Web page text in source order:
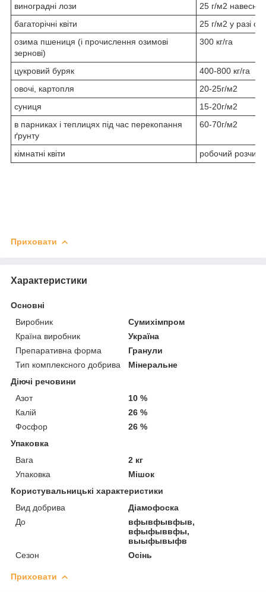
виноградні лози
25 г/м2 навесні,
багаторічні квіти
25 г/м2 у разі
озима пшениця (і прочислення озимові
зернові)
300 кг/га
цукровий буряк
400-800 кг/га
овочі, картопля
20-25г/м2
суниця
15-20г/м2
в парниках і теплицях під час перекопання
ґрунту
60-70г/м2
кімнатні квіти робочий розчин
Приховати
Характеристики
Основні
Виробник
Сумихімпром
Країна виробник
Україна
Препаративна форма
Гранули
Тип комплексного добрива
Мінеральне
Діючі речовини
Азот
10 %
Калій
26 %
Фосфор
26 %
Упаковка
Вага
2 кг
Упаковка
Мішок
Користувальницькі характеристики
Вид добрива
Діамофоска
До
вфывфывфыв,
вфыфыввфы,
выыфывыфв
Сезон
Осінь
Приховати